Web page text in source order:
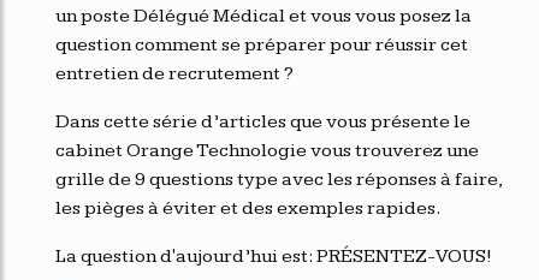
un poste Délégué Médical et vous vous posez la
question comment se préparer pour réussir cet
entretien de recrutement ?
Dans cette série d’articles que vous présente le
cabinet Orange Technologie vous trouverez une
grille de 9 questions type avec les réponses à faire,
les pièges à éviter et des exemples rapides.
La question d'aujourd’hui est: PRÉSENTEZ-VOUS!